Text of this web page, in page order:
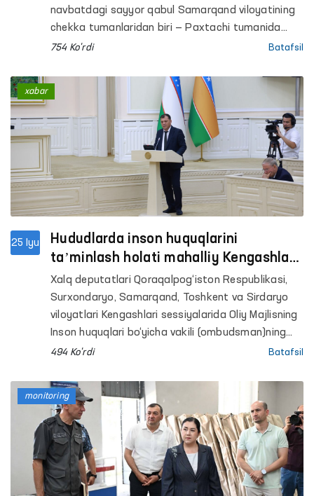
navbatdagi sayyor qabul Samarqand viloyatining
chekka tumanlaridan biri — Paxtachi tumanida
o‘tkazildi.
754 Ko'rdi Batafsil
25 Iyu
Hududlarda inson huquqlarini
taʼminlash holati mahalliy Kengashlar
sessiyalarida muhokama qilindi
Xalq deputatlari Qoraqalpog‘iston Respublikasi,
Surxondaryo, Samarqand, Toshkent va Sirdaryo
viloyatlari Kengashlari sessiyalarida Oliy Majlisning
Inson huquqlari bo‘yicha vakili (ombudsman)ning
tegishli mintaqaviy vakillari tomonidan hududlarda
manfaatlarini himoya qilish holati yuzasidan
maʼruzalar taqdim etildi.
494 Ko'rdi Batafsil
xabar
monitoring